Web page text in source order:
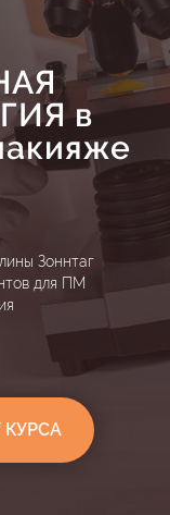
в
Зоннтаг
для ПМ